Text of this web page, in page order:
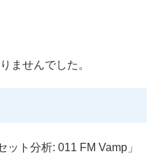
ませんでした。
ト分析: 011 FM Vamp」